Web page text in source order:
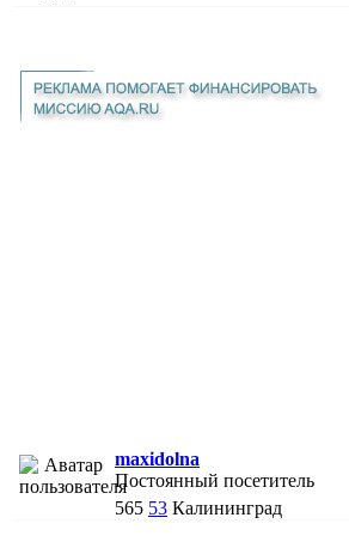
maxidolna
Постоянный посетитель
565 53 Калининград